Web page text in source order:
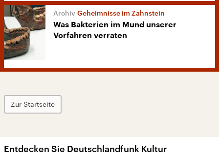
Geheimnisse im Zahnstein
Was Bakterien im Mund unserer
Vorfahren verraten
Zur Startseite
Entdecken Sie Deutschlandfunk Kultur